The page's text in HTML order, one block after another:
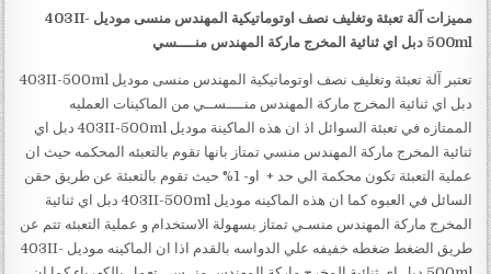
مميزات آلة تعبئة وتغليف نصف اوتوماتيكية المهندس منسى موديل 403II-
500ml دبل اي ثنائية المخرج ماركة المهندس منــــسي
تعتبر آلة تعبئة وتغليف نصف اوتوماتيكية المهندس منسى موديل 403II-500ml
دبل اي ثنائية المخرج ماركة المهندس منــــســي من الماكينات العمليه
الممتازه في تعبئة السوائل اذ ان هذه الماكينة موديل 403II-500ml دبل اي
ثنائية المخرج ماركة المهندس منسي تمتاز بانها تقوم بالتعبئه المحكمه حيث ان
عملية التعبئة تكون محكمة الي حد + او- 1% حيث تقوم بالتعبئة عن طريق حقن
السائل في العبوه كما ان هذه الماكينه موديل 403II-500ml دبل اي ثنائية
المخرج ماركة المهندس منسـي تمتاز بسهولة الاستخدام و عملية التعبئه تتم عن
طريق الضغط ضغطه خفيفه علي الدواسه بالقدم اذا ان الماكينه موديل 403II-